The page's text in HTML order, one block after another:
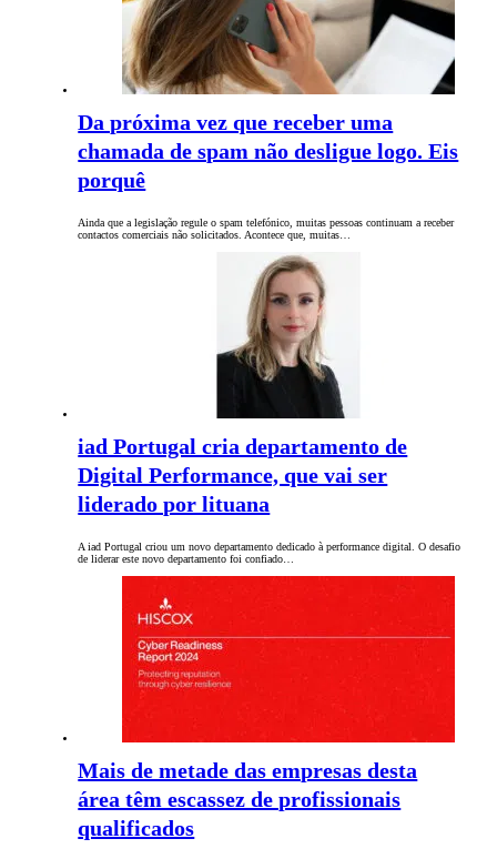
Da próxima vez que receber uma
chamada de spam não desligue logo. Eis
porquê
Ainda que a legislação regule o spam telefónico, muitas pessoas continuam a receber
contactos comerciais não solicitados. Acontece que, muitas…
iad Portugal cria departamento de
Digital Performance, que vai ser
liderado por lituana
A iad Portugal criou um novo departamento dedicado à performance digital. O desafio
de liderar este novo departamento foi confiado…
Mais de metade das empresas desta
área têm escassez de profissionais
qualificados